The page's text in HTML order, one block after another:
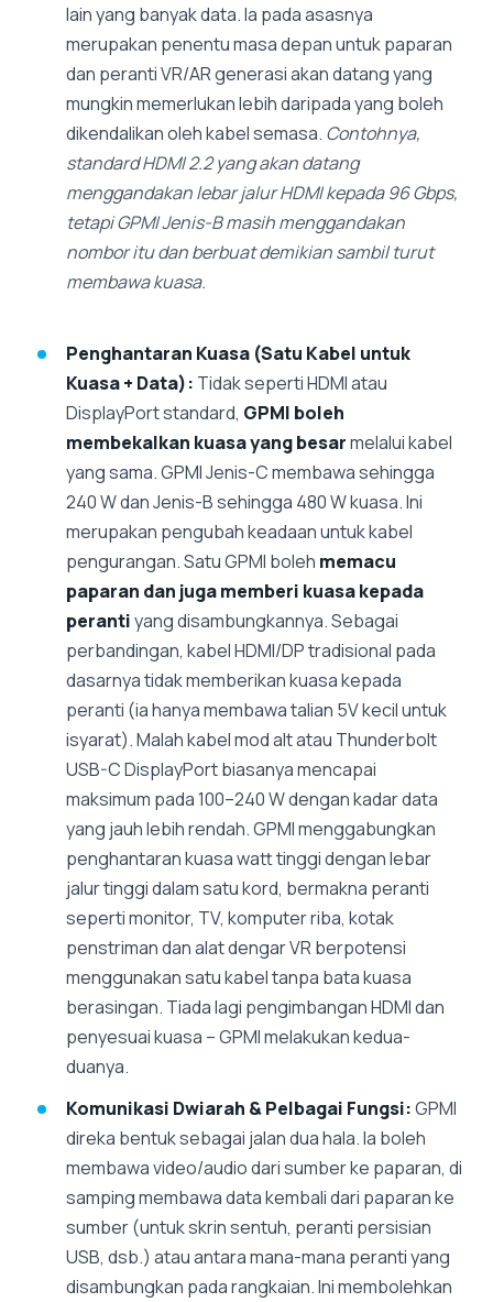
lain yang banyak data. Ia pada asasnya
merupakan penentu masa depan untuk paparan
dan peranti VR/AR generasi akan datang yang
mungkin memerlukan lebih daripada yang boleh
dikendalikan oleh kabel semasa. Contohnya,
standard HDMI 2.2 yang akan datang
menggandakan lebar jalur HDMI kepada 96 Gbps,
tetapi GPMI Jenis-B masih menggandakan
nombor itu dan berbuat demikian sambil turut
membawa kuasa.
Penghantaran Kuasa (Satu Kabel untuk
Kuasa + Data): Tidak seperti HDMI atau
DisplayPort standard, GPMI boleh
membekalkan kuasa yang besarmelalui kabel
yang sama. GPMI Jenis-C membawa sehingga
240 W dan Jenis-B sehingga 480 W kuasa. Ini
merupakan pengubah keadaan untuk kabel
pengurangan. Satu GPMI boleh memacu
paparan dan juga memberi kuasa kepada
perantiyang disambungkannya. Sebagai
perbandingan, kabel HDMI/DP tradisional pada
dasarnya tidak memberikan kuasa kepada
peranti (ia hanya membawa talian 5V kecil untuk
isyarat). Malah kabel mod alt atau Thunderbolt
USB-C DisplayPort biasanya mencapai
maksimum pada 100–240 W dengan kadar data
yang jauh lebih rendah. GPMI menggabungkan
penghantaran kuasa watt tinggi dengan lebar
jalur tinggi dalam satu kord, bermakna peranti
seperti monitor, TV, komputer riba, kotak
penstriman dan alat dengar VR berpotensi
menggunakan satu kabel tanpa bata kuasa
berasingan. Tiada lagi pengimbangan HDMI dan
penyesuai kuasa – GPMI melakukan kedua-
duanya.
Komunikasi Dwiarah & Pelbagai Fungsi:GPMI
direka bentuk sebagai jalan dua hala. Ia boleh
membawa video/audio dari sumber ke paparan, di
samping membawa data kembali dari paparan ke
sumber (untuk skrin sentuh, peranti persisian
USB, dsb.) atau antara mana-mana peranti yang
disambungkan pada rangkaian. Ini membolehkan